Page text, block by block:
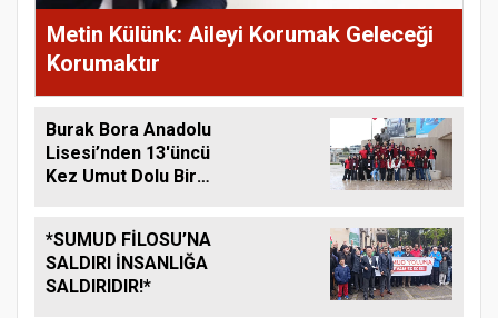
Metin Külünk: Aileyi Korumak Geleceği
Korumaktır
Burak Bora Anadolu
Lisesi’nden 13'üncü
Kez Umut Dolu Bir
*SUMUD FİLOSU’NA
SALDIRI İNSANLIĞA
SALDIRIDIR!*